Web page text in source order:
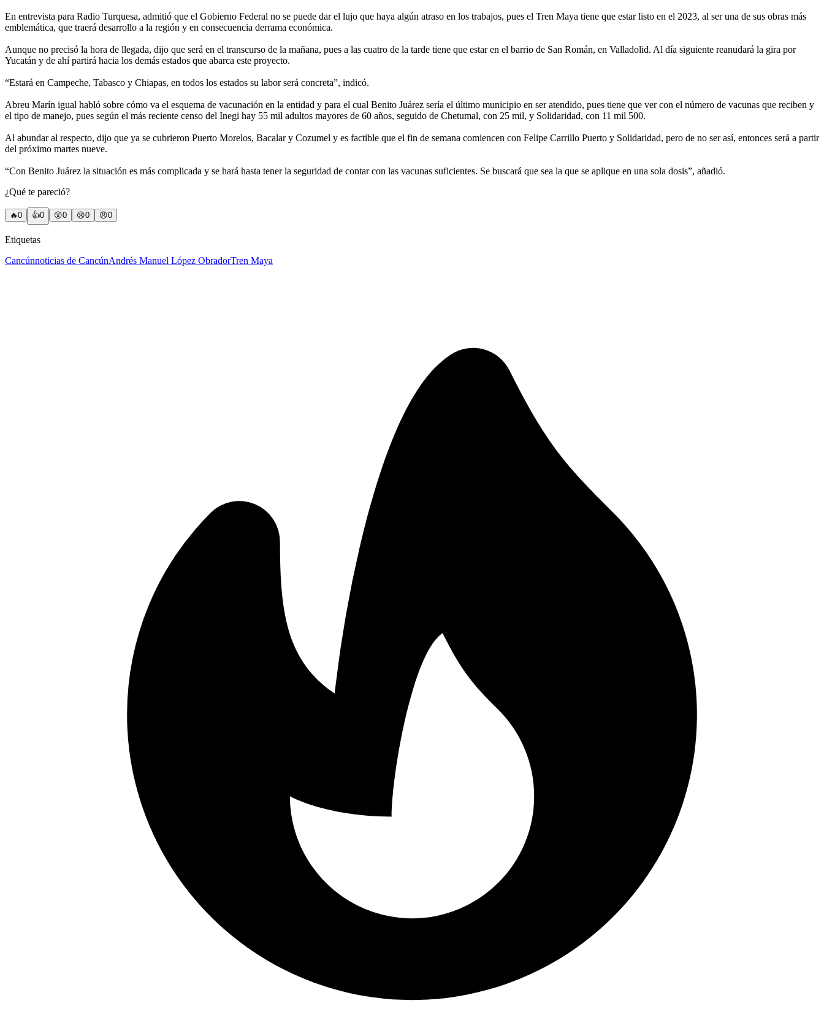
En entrevista para Radio Turquesa, admitió que el Gobierno Federal no se puede dar el lujo que haya algún atraso en los trabajos, pues el Tren Maya tiene que estar listo en el 2023, al ser una de sus obras más
emblemática, que traerá desarrollo a la región y en consecuencia derrama económica.
Aunque no precisó la hora de llegada, dijo que será en el transcurso de la mañana, pues a las cuatro de la tarde tiene que estar en el barrio de San Román, en Valladolid. Al día siguiente reanudará la gira por
Yucatán y de ahí partirá hacia los demás estados que abarca este proyecto.
“Estará en Campeche, Tabasco y Chiapas, en todos los estados su labor será concreta”, indicó.
Abreu Marín igual habló sobre cómo va el esquema de vacunación en la entidad y para el cual Benito Juárez sería el último municipio en ser atendido, pues tiene que ver con el número de vacunas que reciben y
el tipo de manejo, pues según el más reciente censo del Inegi hay 55 mil adultos mayores de 60 años, seguido de Chetumal, con 25 mil, y Solidaridad, con 11 mil 500.
Al abundar al respecto, dijo que ya se cubrieron Puerto Morelos, Bacalar y Cozumel y es factible que el fin de semana comiencen con Felipe Carrillo Puerto y Solidaridad, pero de no ser así, entonces será a partir
del próximo martes nueve.
“Con Benito Juárez la situación es más complicada y se hará hasta tener la seguridad de contar con las vacunas suficientes. Se buscará que sea la que se aplique en una sola dosis”, añadió.
¿Qué te pareció?
🔥0 👍0 😲0 😢0 😠0
Etiquetas
Cancúnnoticias de CancúnAndrés Manuel López ObradorTren Maya